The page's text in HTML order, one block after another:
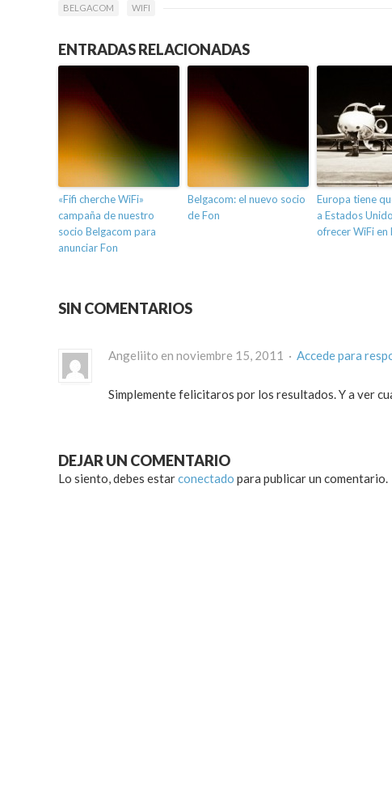
BELGACOM WIFI
ENTRADAS RELACIONADAS
«Fifi cherche WiFi»
campaña de nuestro
socio Belgacom para
anunciar Fon
Belgacom: el nuevo socio
de Fon
Europa tiene
a Estados
ofrecer WiFi en
SIN COMENTARIOS
Angeliito en noviembre 15, 2011 · Accede para
Simplemente felicitaros por los resultados. Y a ver
DEJAR UN COMENTARIO
Lo siento, debes estarconectado para publicar un comentario.